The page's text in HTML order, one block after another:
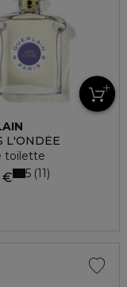
L'ONDÉE
toilette
€ 5 11